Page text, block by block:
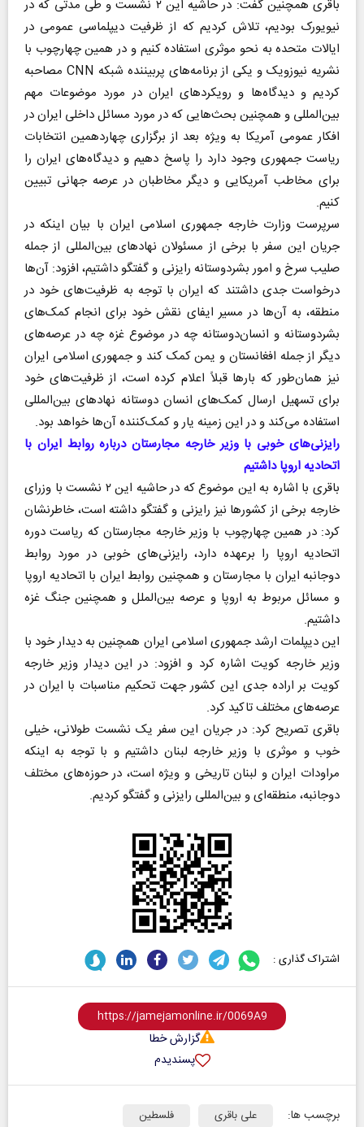
باقری همچنین گفت: در حاشیه این ۲ نشست و طی مدتی که در
نیویورک بودیم، تلاش کردیم که از ظرفیت دیپلماسی عمومی در
ایالات متحده به نحو موثری استفاده کنیم و در همین چهارچوب با
نشریه نیوزویک و یکی از برنامه‌های پربیننده شبکه CNN مصاحبه
کردیم و دیدگاه‌ها و رویکرد‌های ایران در مورد موضوعات مهم
بین‌المللی و همچنین بحث‌هایی که در مورد مسائل داخلی ایران در
افکار عمومی آمریکا به ویژه بعد از برگزاری چهاردهمین انتخابات
ریاست جمهوری وجود دارد را پاسخ دهیم و دیدگاه‌های ایران را
برای مخاطب آمریکایی و دیگر مخاطبان در عرصه جهانی تبیین
کنیم.
سرپرست وزارت خارجه جمهوری اسلامی ایران با بیان اینکه در
جریان این سفر با برخی از مسئولان نهاد‌های بین‌المللی از جمله
صلیب سرخ و امور بشردوستانه رایزنی و گفتگو داشتیم، افزود: آن‌ها
درخواست جدی داشتند که ایران با توجه به ظرفیت‌های خود در
منطقه، به آن‌ها در مسیر ایفای نقش خود برای انجام کمک‌های
بشردوستانه و انسان‌دوستانه چه در موضوع غزه چه در عرصه‌های
دیگر از جمله افغانستان و یمن کمک کند و جمهوری اسلامی ایران
نیز همان‌طور که بار‌ها قبلاً اعلام کرده است، از ظرفیت‌های خود
برای تسهیل ارسال کمک‌های انسان دوستانه نهاد‌های بین‌المللی
استفاده می‌کند و در این زمینه یار و کمک‌کننده آن‌ها خواهد بود.
رایزنی‌های خوبی با وزیر خارجه مجارستان درباره روابط ایران با
اتحادیه اروپا داشتیم
باقری با اشاره به این موضوع که در حاشیه این ۲ نشست با وزرای
خارجه برخی از کشور‌ها نیز رایزنی و گفتگو داشته است، خاطرنشان
کرد: در همین چهارچوب با وزیر خارجه مجارستان که ریاست دوره
اتحادیه اروپا را برعهده دارد، رایزنی‌های خوبی در مورد روابط
دوجانبه ایران با مجارستان و همچنین روابط ایران با اتحادیه اروپا
و مسائل مربوط به اروپا و عرصه بین‌الملل و همچنین جنگ غزه
داشتیم.
این دیپلمات ارشد جمهوری اسلامی ایران همچنین به دیدار خود با
وزیر خارجه کویت اشاره کرد و افزود: در این دیدار وزیر خارجه
کویت بر اراده جدی این کشور جهت تحکیم مناسبات با ایران در
عرصه‌های مختلف تاکید کرد.
باقری تصریح کرد: در جریان این سفر یک نشست طولانی، خیلی
خوب و موثری با وزیر خارجه لبنان داشتیم و با توجه به اینکه
مراودات ایران و لبنان تاریخی و ویژه است، در حوزه‌های مختلف
دوجانبه، منطقه‌ای و بین‌المللی رایزنی و گفتگو کردیم.
اشتراک گذاری :
گزارش خطا
پسندیدم
برچسب ها: علی باقری
فلسطین